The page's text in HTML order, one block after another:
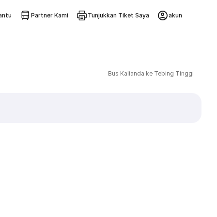
Partner Kami Tunjukkan Tiket Saya akun
Bus Kalianda ke Tebing Tinggi